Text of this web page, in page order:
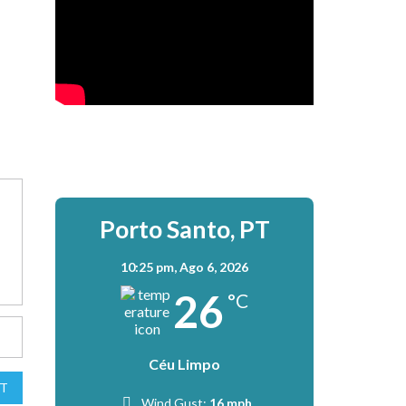
Porto Santo, PT
10:25 pm,Ago 6, 2026
26 °C
Céu Limpo
Wind Gust: 16 mph